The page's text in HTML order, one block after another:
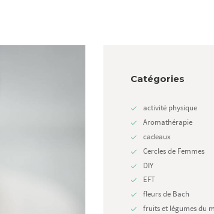
Catégories
activité physique
Aromathérapie
cadeaux
Cercles de Femmes
DIY
EFT
fleurs de Bach
fruits et légumes du